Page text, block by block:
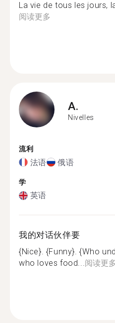
La vie de tous les jours,
阅读更多
A.
Nivelles
流利
法语 俄语
学
英语
我的对话伙伴要
{Nice}. {Funny}. {Who
who loves food...阅读更多